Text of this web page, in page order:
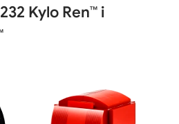
Kylo Ren™ i